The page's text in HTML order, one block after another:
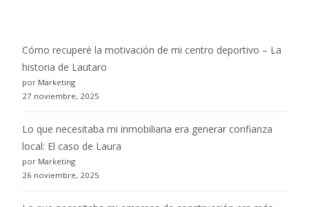
Cómo recuperé la motivación de mi centro deportivo – La
historia de Lautaro
por Marketing
27 noviembre, 2025
Lo que necesitaba mi inmobiliaria era generar confianza
local: El caso de Laura
por Marketing
26 noviembre, 2025